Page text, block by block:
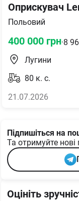
Оприскувач
Польовий
400 000 грн·8
Лугини
80 к. с.
21.07.2026
Підпишіться на
Та отримуйте нові
Оцініть